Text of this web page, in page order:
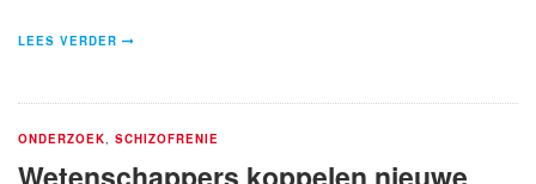
LEES VERDER
ONDERZOEK SCHIZOFRENIE
Wetenschappers koppelen nieuwe